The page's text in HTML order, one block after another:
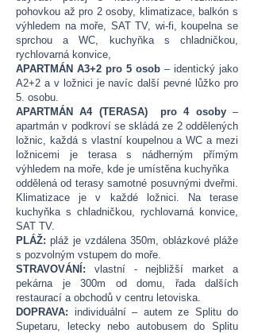
pohovkou až pro 2 osoby, klimatizace, balkón s
výhledem na moře, SAT TV, wi-fi, koupelna se
sprchou a WC, kuchyňka s chladničkou,
rychlovarná konvice,
APARTMÁN A3+2 pro 5 osob – identický jako
A2+2 a v ložnici je navíc další pevné lůžko pro
5. osobu.
APARTMÁN A4 (TERASA) pro 4 osoby–
apartmán v podkroví se skládá ze 2 oddělených
ložnic, každá s vlastní koupelnou a WC a mezi
ložnicemi je terasa s nádherným přímým
výhledem na moře, kde je umístěna kuchyňka
oddělená od terasy samotné posuvnými dveřmi.
Klimatizace je v každé ložnici. Na terase
kuchyňka s chladničkou, rychlovarná konvice,
SAT TV.
PLÁŽ: pláž je vzdálena 350m, oblázkové pláže
s pozvolným vstupem do moře.
STRAVOVÁNÍ: vlastní - nejbližší market a
pekárna je 300m od domu, řada dalších
restaurací a obchodů v centru letoviska.
DOPRAVA: individuální – autem ze Splitu do
Supetaru, letecky nebo autobusem do Splitu